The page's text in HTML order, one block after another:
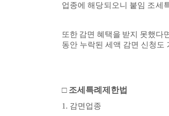
업종에 해당되오니 붙임 조세
또한 감면 혜택을 받지 못했다
동안 누락된 세액 감면 신청도
□ 조세특례제한법
1. 감면업종